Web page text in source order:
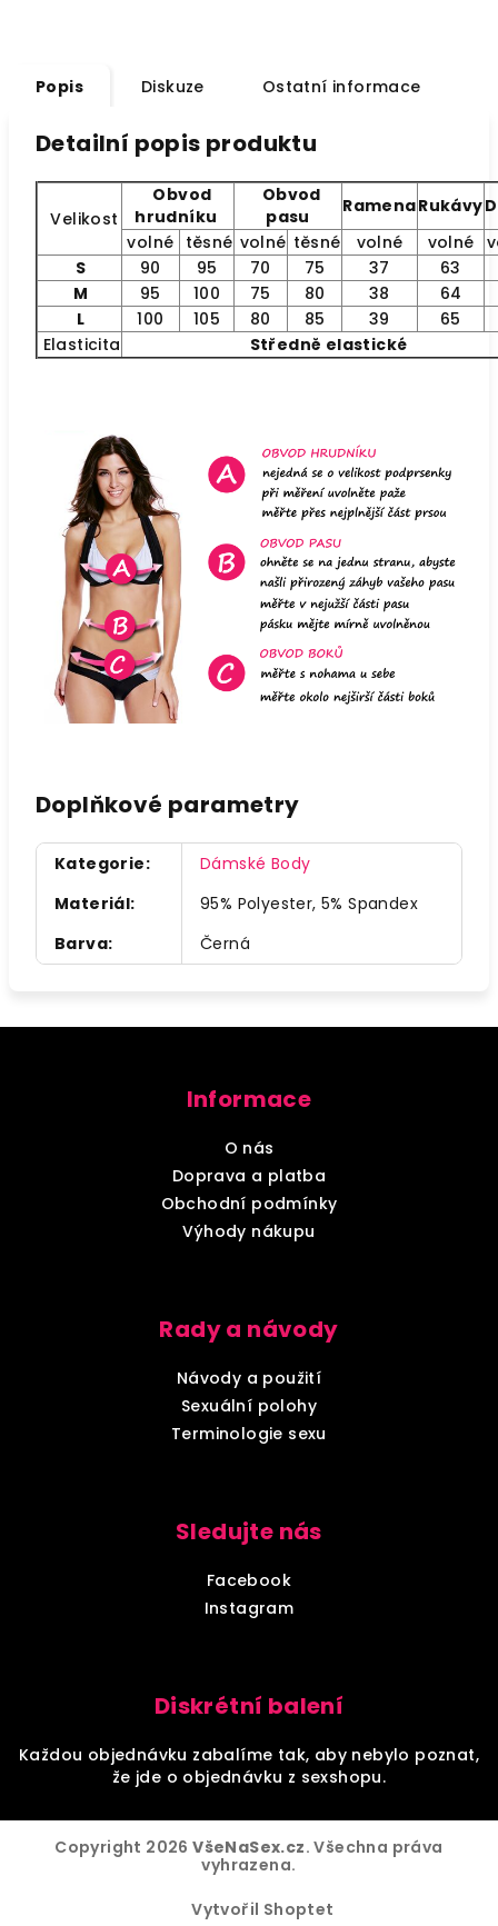
Popis Diskuze Ostatní informace
Detailní popis produktu
Velikost
Obvod
hrudníku
Obvod
pasu
RamenaRukávy
volné těsné volné těsné volné volné
S
90 95 70 75 37
63
M
95 100 75 80 38
64
L
100 105 80 85 39
65
Elasticita
Středně elastické
Doplňkové parametry
Kategorie:
Dámské Body
Materiál:
95% Polyester, 5% Spandex
Barva: Černá
Informace
O nás
Doprava a platba
Obchodní podmínky
Výhody nákupu
Rady a návody
Návody a použití
Sexuální polohy
Terminologie sexu
Sledujte nás
Facebook
Instagram
Diskrétní balení
Každou objednávku zabalíme tak, aby nebylo poznat,
že jde o objednávku z sexshopu.
Copyright 2026VšeNaSex.cz. Všechna práva
vyhrazena.
Vytvořil Shoptet